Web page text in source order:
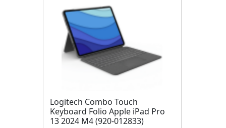
Logitech Combo Touch
Keyboard Folio Apple iPad Pro
13 2024 M4 (920-012833)